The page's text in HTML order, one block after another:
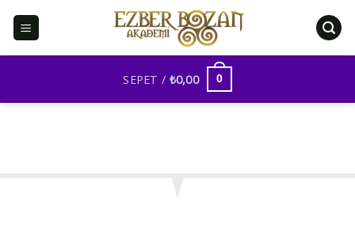
SEPET / ₺0,00 0